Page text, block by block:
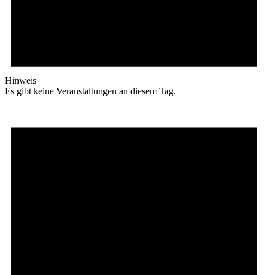
Hinweis
Es gibt keine Veranstaltungen an diesem Tag.